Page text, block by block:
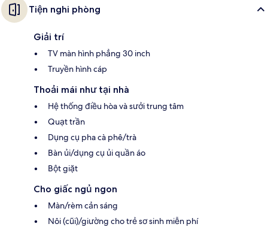
Tiện nghi phòng
Giải trí
TV màn hình phẳng 30 inch
Truyền hình cáp
Thoải mái như tại nhà
Hệ thống điều hòa và sưởi trung tâm
Quạt trần
Dụng cụ pha cà phê/trà
Bàn ủi/dụng cụ ủi quần áo
Bột giặt
Cho giấc ngủ ngon
Màn/rèm cản sáng
Nôi (cũi)/giường cho trẻ sơ sinh miễn phí